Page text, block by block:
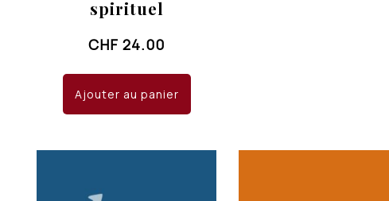
spirituel
CHF 24.00
Ajouter au panier